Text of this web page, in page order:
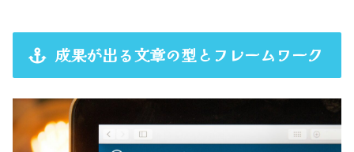
成果が出る文章の型とフレームワーク